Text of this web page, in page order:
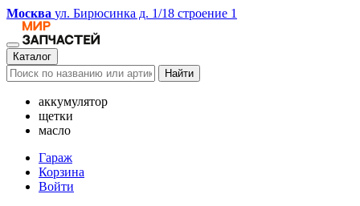
Москва ул. Бирюсинка д. 1/18 строение 1
Каталог
Найти
аккумулятор
щетки
масло
Гараж
Корзина
Войти